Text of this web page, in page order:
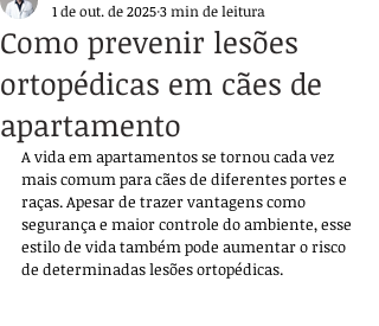
Como prevenir lesões
ortopédicas em cães de
apartamento
1 de out. de 20253 min de leitura
A vida em apartamentos se tornou cada vez
mais comum para cães de diferentes portes e
raças. Apesar de trazer vantagens como
segurança e maior controle do ambiente, esse
estilo de vida também pode aumentar o risco
de determinadas lesões ortopédicas.